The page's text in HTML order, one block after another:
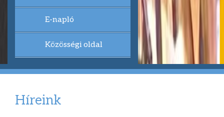
E-napló
Közösségi oldal
Híreink